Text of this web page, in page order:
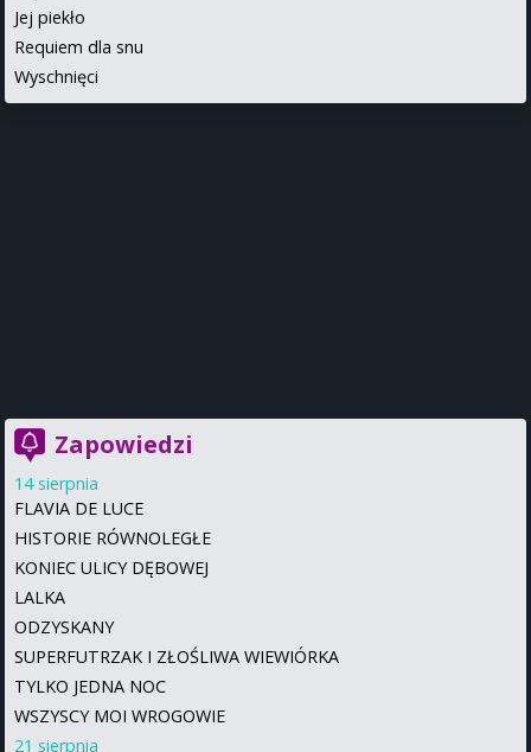
Jej piekło
Requiem dla snu
Wyschnięci
Zapowiedzi
14 sierpnia
FLAVIA DE LUCE
HISTORIE RÓWNOLEGŁE
KONIEC ULICY DĘBOWEJ
LALKA
ODZYSKANY
SUPERFUTRZAK I ZŁOŚLIWA WIEWIÓRKA
TYLKO JEDNA NOC
WSZYSCY MOI WROGOWIE
21 sierpnia